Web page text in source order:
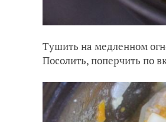
Тушить на медленном
Посолить, поперчить по